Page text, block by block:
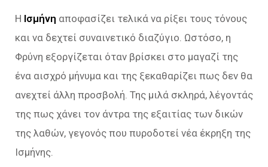
Η Ισμήνη αποφασίζει τελικά να ρίξει τους τόνους
και να δεχτεί συναινετικό διαζύγιο. Ωστόσο, η
Φρύνη εξοργίζεται όταν βρίσκει στο μαγαζί της
ένα αισχρό μήνυμα και της ξεκαθαρίζει πως δεν θα
ανεχτεί άλλη προσβολή. Της μιλά σκληρά, λέγοντάς
της πως χάνει τον άντρα της εξαιτίας των δικών
της λαθών, γεγονός που πυροδοτεί νέα έκρηξη της
Ισμήνης.